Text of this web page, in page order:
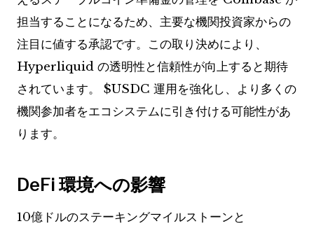
担当することになるため、主要な機関投資家からの
注目に値する承認です。この取り決めにより、
Hyperliquid の透明性と信頼性が向上すると期待
されています。 $USDC 運用を強化し、より多くの
機関参加者をエコシステムに引き付ける可能性があ
ります。
DeFi 環境への影響
10億ドルのステーキングマイルストーンと